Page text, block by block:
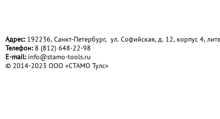
Адрес:192236, Санкт-Петербург, ул. Софийская, д. 12, корпус 4,
Телефон:8 (812) 648-22-98
Е-mail: info@stamo-tools.ru
© 2014-2023 ООО «СТАМО Тулс»